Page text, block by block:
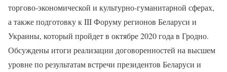
торгово-экономической и культурно-гуманитарной сферах,
а также подготовку к III Форуму регионов Беларуси и
Украины, который пройдет в октябре 2020 года в Гродно.
Обсуждены итоги реализации договоренностей на высшем
уровне по результатам встречи президентов Беларуси и